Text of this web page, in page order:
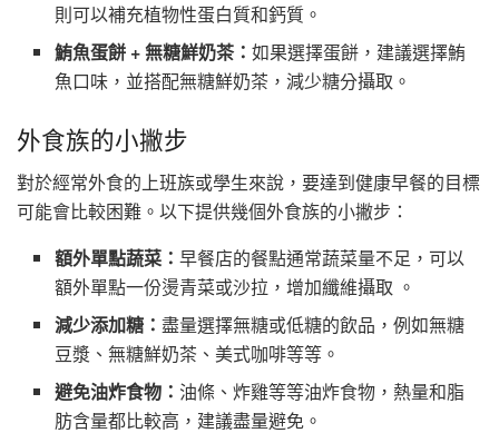
則可以補充植物性蛋白質和鈣質。
鮪魚蛋餅 + 無糖鮮奶茶：如果選擇蛋餅，建議選擇鮪
魚口味，並搭配無糖鮮奶茶，減少糖分攝取。
外食族的小撇步
對於經常外食的上班族或學生來說，要達到健康早餐的目標
可能會比較困難。以下提供幾個外食族的小撇步：
額外單點蔬菜：早餐店的餐點通常蔬菜量不足，可以
額外單點一份燙青菜或沙拉，增加纖維攝取 。
減少添加糖：盡量選擇無糖或低糖的飲品，例如無糖
豆漿、無糖鮮奶茶、美式咖啡等等。
避免油炸食物： 油條、炸雞等等油炸食物，熱量和脂
肪含量都比較高，建議盡量避免。